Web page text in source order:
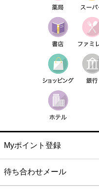
Myポイント登録
待ち合わせメール